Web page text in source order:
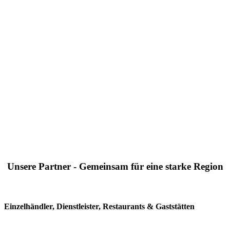
Unsere Partner - Gemeinsam für eine starke Region
Einzelhändler, Dienstleister, Restaurants & Gaststätten